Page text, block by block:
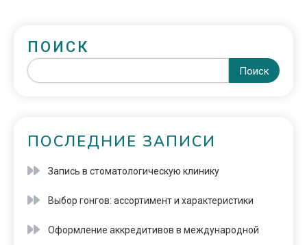
ПОИСК
Поиск
ПОСЛЕДНИЕ ЗАПИСИ
Запись в стоматологическую клинику
Выбор гонгов: ассортимент и характеристики
Оформление аккредитивов в международной